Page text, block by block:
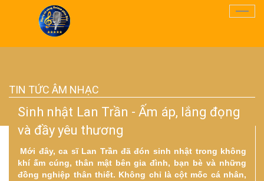
Điều
TIN TỨC ÂM NHẠC
Sinh nhật Lan Trần - Ấm áp, lắng đọng
và đầy yêu thương
Mới đây, ca sĩ Lan Trần đã đón sinh nhật trong không
khí ấm cúng, thân mật bên gia đình, bạn bè và những
đồng nghiệp thân thiết. Không chỉ là cột mốc cá nhân,